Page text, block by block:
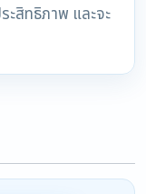
ะสิทธิภาพ และจะ